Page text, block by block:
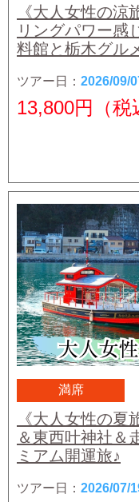
《大人女性の
リングパワー感
料館と栃木グル
ツアー日： 2026/09/
13,800円（税
満席
《大人女性の
＆東西叶神社＆
ミアム開運旅♪
ツアー日： 2026/07/